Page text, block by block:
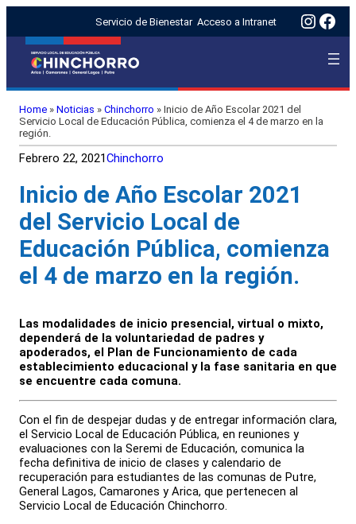
Servicio de Bienestar Acceso a Intranet
Home » Noticias » Chinchorro » Inicio de Año Escolar 2021 del
Servicio Local de Educación Pública, comienza el 4 de marzo en la
región.
Febrero 22, 2021Chinchorro
Inicio de Año Escolar 2021
del Servicio Local de
Educación Pública, comienza
el 4 de marzo en la región.
Las modalidades de inicio presencial, virtual o mixto,
dependerá de la voluntariedad de padres y
apoderados, el Plan de Funcionamiento de cada
establecimiento educacional y la fase sanitaria en que
se encuentre cada comuna.
Con el fin de despejar dudas y de entregar información clara,
el Servicio Local de Educación Pública, en reuniones y
evaluaciones con la Seremi de Educación, comunica la
fecha definitiva de inicio de clases y calendario de
recuperación para estudiantes de las comunas de Putre,
General Lagos, Camarones y Arica, que pertenecen al
Servicio Local de Educación Chinchorro.